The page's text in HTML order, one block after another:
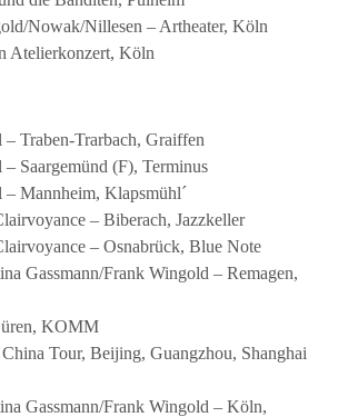
Nowak/Nillesen – Artheater, Köln
Atelierkonzert, Köln
Traben-Trarbach, Graiffen
Saargemünd (F), Terminus
Mannheim, Klapsmühl´
– Biberach, Jazzkeller
– Osnabrück, Blue Note
Gassmann/Frank Wingold – Remagen,
KOMM
Tour, Beijing, Guangzhou, Shanghai
Gassmann/Frank Wingold – Köln,